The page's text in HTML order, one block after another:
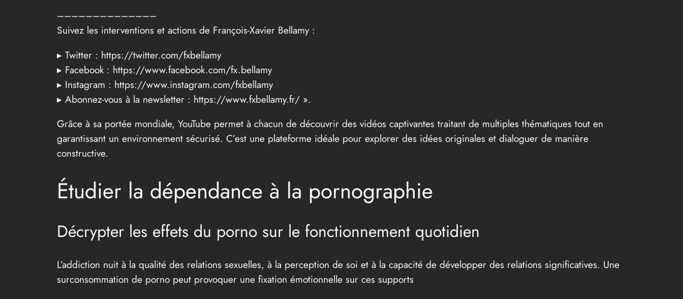
––––––––––––––
Suivez les interventions et actions de François-Xavier Bellamy :
▸ Twitter : https://twitter.com/fxbellamy
▸ Facebook : https://www.facebook.com/fx.bellamy
▸ Instagram : https://www.instagram.com/fxbellamy
▸ Abonnez-vous à la newsletter : https://www.fxbellamy.fr/ ».
Grâce à sa portée mondiale, YouTube permet à chacun de découvrir des vidéos captivantes traitant de multiples thématiques tout en
garantissant un environnement sécurisé. C’est une plateforme idéale pour explorer des idées originales et dialoguer de manière
constructive.
Étudier la dépendance à la pornographie
Décrypter les effets du porno sur le fonctionnement quotidien
L’addiction nuit à la qualité des relations sexuelles, à la perception de soi et à la capacité de développer des relations significatives. Une
surconsommation de porno peut provoquer une fixation émotionnelle sur ces supports